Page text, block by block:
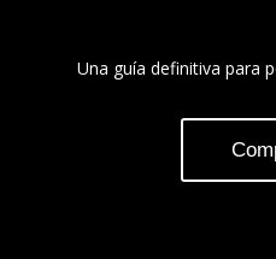
Una guía definitiva para